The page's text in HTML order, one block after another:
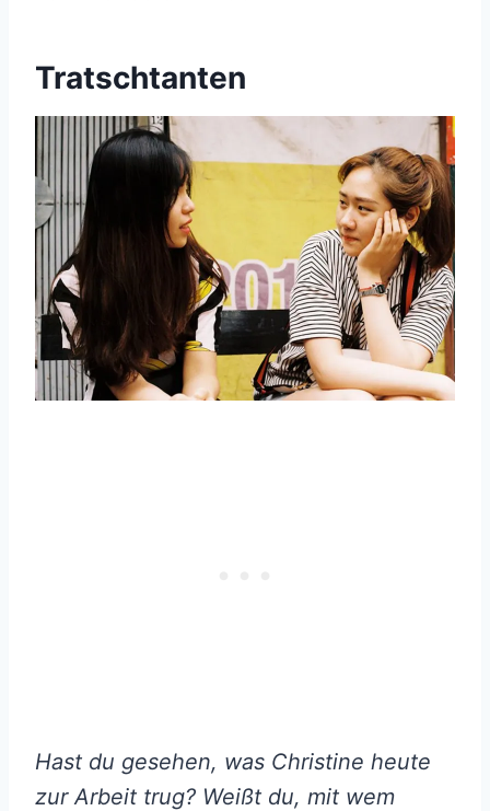
Tratschtanten
Hast du gesehen, was Christine heute
zur Arbeit trug? Weißt du, mit wem